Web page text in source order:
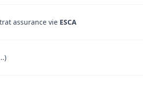
assurance vie ESCA